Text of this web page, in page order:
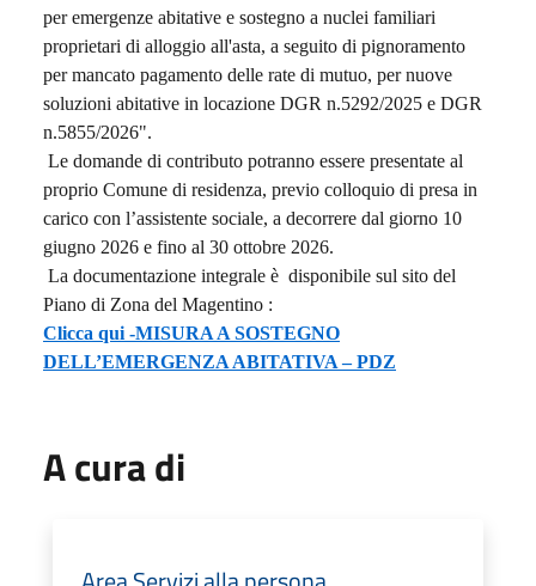
per emergenze abitative e sostegno a nuclei familiari
proprietari di alloggio all'asta, a seguito di pignoramento
per mancato pagamento delle rate di mutuo, per nuove
soluzioni abitative in locazione DGR n.5292/2025 e DGR
n.5855/2026".
Le domande di contributo potranno essere presentate al
proprio Comune di residenza, previo colloquio di presa in
carico con l’assistente sociale, a decorrere dal giorno 10
giugno 2026 e fino al 30 ottobre 2026.
La documentazione integrale è disponibile sul sito del
Piano di Zona del Magentino :
Clicca qui -MISURA A SOSTEGNO
DELL’EMERGENZA ABITATIVA – PDZ
A cura di